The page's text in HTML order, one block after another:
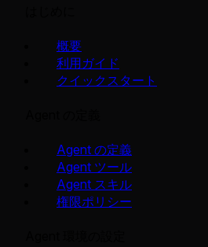
概要
利用ガイド
クイックスタート
Agent の定義
Agent ツール
Agent スキル
権限ポリシー